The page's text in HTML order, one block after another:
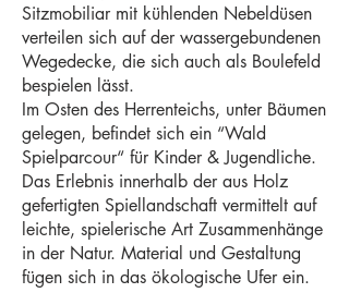
Sitzmobiliar mit kühlenden Nebeldüsen
verteilen sich auf der wassergebundenen
Wegedecke, die sich auch als Boulefeld
bespielen lässt.
Im Osten des Herrenteichs, unter Bäumen
gelegen, befindet sich ein “Wald
Spielparcour“ für Kinder & Jugendliche.
Das Erlebnis innerhalb der aus Holz
gefertigten Spiellandschaft vermittelt auf
leichte, spielerische Art Zusammenhänge
in der Natur. Material und Gestaltung
fügen sich in das ökologische Ufer ein.